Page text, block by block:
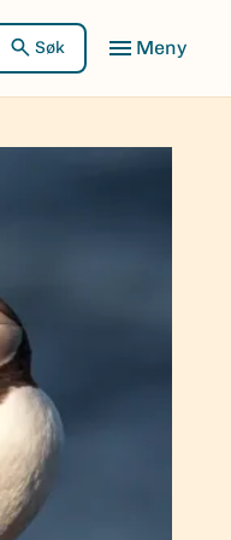
Søk